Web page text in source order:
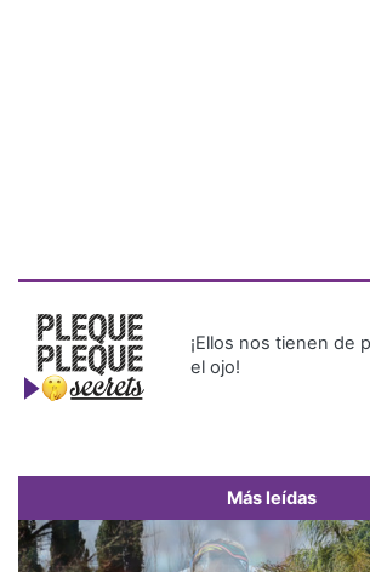
¡Ellos nos tienen de
el ojo!
Más leídas